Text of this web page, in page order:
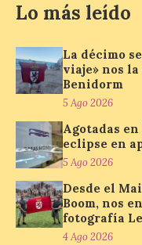
La Diputación
publica el
la Biblioteca
Tradicional
6 Ago 2026
La
Lo más leído
La décimo
viaje» nos
Benidorm
5 Ago 2026
Agotadas
eclipse en
5 Ago 2026
Desde el
Boom, nos
fotografía
4 Ago 2026